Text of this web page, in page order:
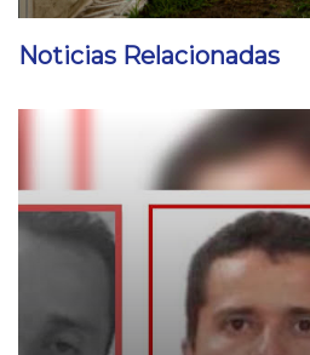
Noticias Relacionadas